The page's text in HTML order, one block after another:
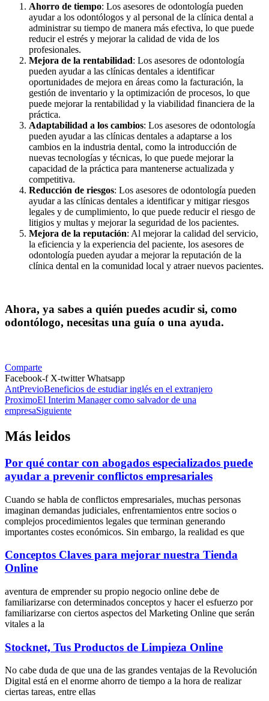
Ahorro de tiempo: Los asesores de odontología pueden
ayudar a los odontólogos y al personal de la clínica dental a
administrar su tiempo de manera más efectiva, lo que puede
reducir el estrés y mejorar la calidad de vida de los
profesionales.
Mejora de la rentabilidad: Los asesores de odontología
pueden ayudar a las clínicas dentales a identificar
oportunidades de mejora en áreas como la facturación, la
gestión de inventario y la optimización de procesos, lo que
puede mejorar la rentabilidad y la viabilidad financiera de la
práctica.
Adaptabilidad a los cambios: Los asesores de odontología
pueden ayudar a las clínicas dentales a adaptarse a los
cambios en la industria dental, como la introducción de
nuevas tecnologías y técnicas, lo que puede mejorar la
capacidad de la práctica para mantenerse actualizada y
competitiva.
Reducción de riesgos: Los asesores de odontología pueden
ayudar a las clínicas dentales a identificar y mitigar riesgos
legales y de cumplimiento, lo que puede reducir el riesgo de
litigios y multas y mejorar la seguridad de los pacientes.
Mejora de la reputación: Al mejorar la calidad del servicio,
la eficiencia y la experiencia del paciente, los asesores de
odontología pueden ayudar a mejorar la reputación de la
clínica dental en la comunidad local y atraer nuevos pacientes.
Ahora, ya sabes a quién puedes acudir si, como
odontólogo, necesitas una guía o una ayuda.
Comparte
Facebook-f X-twitter Whatsapp
AntPrevioBeneficios de estudiar inglés en el extranjero
ProximoEl Interim Manager como salvador de una
empresaSiguiente
Más leidos
Por qué contar con abogados especializados puede
ayudar a prevenir conflictos empresariales
Cuando se habla de conflictos empresariales, muchas personas
imaginan demandas judiciales, enfrentamientos entre socios o
complejos procedimientos legales que terminan generando
importantes costes económicos. Sin embargo, la realidad es que
Conceptos Claves para mejorar nuestra Tienda
Online
aventura de emprender su propio negocio online debe de
familiarizarse con determinados conceptos y hacer el esfuerzo por
familiarizarse con ciertos aspectos del Marketing Online que serán
vitales a la
Stocknet, Tus Productos de Limpieza Online
No cabe duda de que una de las grandes ventajas de la Revolución
Digital está en el enorme ahorro de tiempo a la hora de realizar
ciertas tareas, entre ellas